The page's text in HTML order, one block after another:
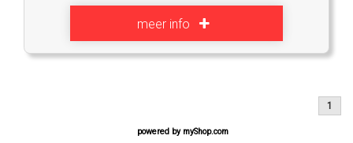
meer info
1
powered by myShop.com